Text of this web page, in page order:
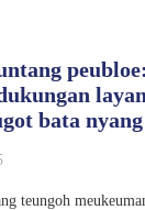
bata
teungoh